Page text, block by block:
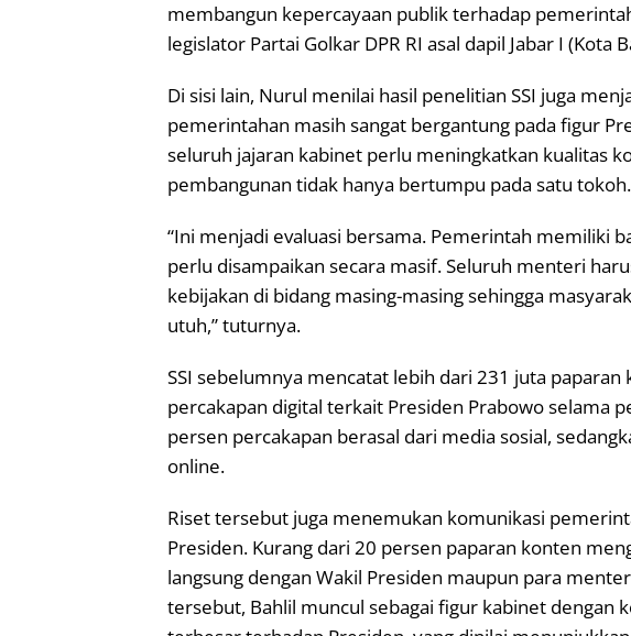
membangun kepercayaan publik terhadap
legislator Partai Golkar DPR RI asal dapil Jabar I (Kota
Di sisi lain, Nurul menilai hasil penelitian SSI juga
pemerintahan masih sangat bergantung pada figur
seluruh jajaran kabinet perlu meningkatkan kualitas
pembangunan tidak hanya bertumpu pada satu tokoh.
“Ini menjadi evaluasi bersama. Pemerintah memiliki
perlu disampaikan secara masif. Seluruh menteri
kebijakan di bidang masing-masing sehingga
utuh,” tuturnya.
SSI sebelumnya mencatat lebih dari 231 juta
percakapan digital terkait Presiden Prabowo selama
persen percakapan berasal dari media sosial,
online.
Riset tersebut juga menemukan komunikasi
Presiden. Kurang dari 20 persen paparan konten
langsung dengan Wakil Presiden maupun para
tersebut, Bahlil muncul sebagai figur kabinet dengan